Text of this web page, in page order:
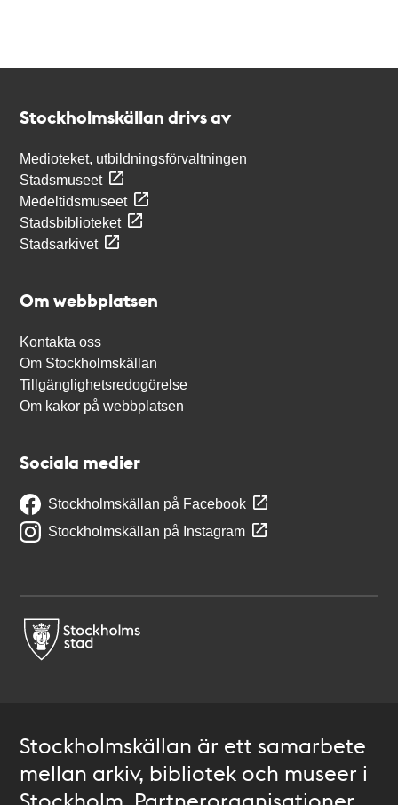
Stockholmskällan drivs av
Medioteket, utbildningsförvaltningen
Stadsmuseet
Medeltidsmuseet
Stadsbiblioteket
Stadsarkivet
Om webbplatsen
Kontakta oss
Om Stockholmskällan
Tillgänglighetsredogörelse
Om kakor på webbplatsen
Sociala medier
Stockholmskällan på Facebook
Stockholmskällan på Instagram
Stockholmskällan är ett samarbete
mellan arkiv, bibliotek och museer i